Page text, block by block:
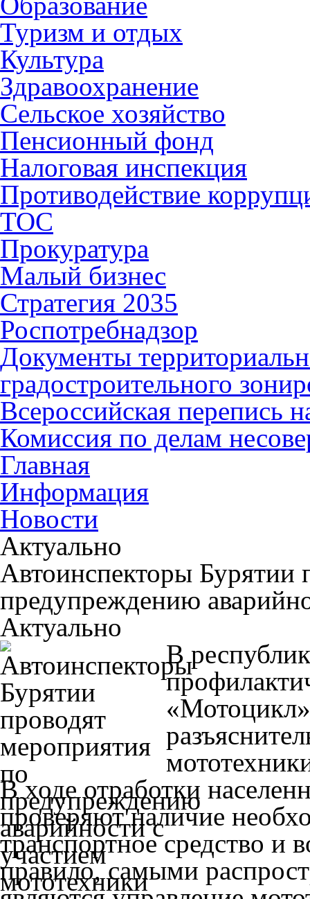
Туризм и отдых
Культура
Здравоохранение
Сельское хозяйство
Пенсионный фонд
Налоговая инспекция
Противодействие
ТОС
Прокуратура
Малый бизнес
Стратегия 2035
Роспотребнадзор
Документы
градостроительного
Всероссийская перепись
Комиссия по делам
Главная
Информация
Новости
Актуально
Автоинспекторы Бурятии
предупреждению
Актуально
В
В ходе отработки
проверяют наличие
транспортное средство и
правило, самыми